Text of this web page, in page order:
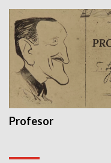
Profesor